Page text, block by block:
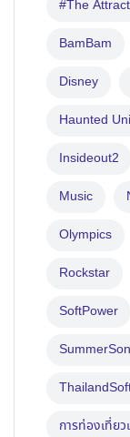
#The
BamBam
Disney
Haunted
Insideout2
Music
Olympics
Rockstar
SoftPower
การท่องเที่ย